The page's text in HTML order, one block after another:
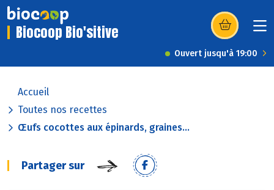
Biocoop Bio'sitive (s’ouvre dans
Ouvert jusqu'à 19:00
Accueil
Toutes nos recettes
Œufs cocottes aux épinards, graines...
Partager sur